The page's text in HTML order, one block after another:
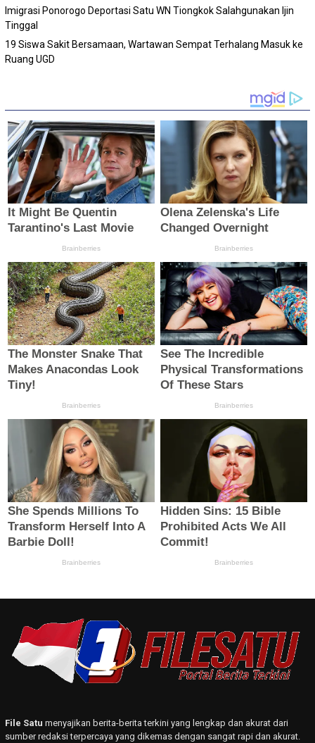
Imigrasi Ponorogo Deportasi Satu WN Tiongkok Salahgunakan Ijin
Tinggal
19 Siswa Sakit Bersamaan, Wartawan Sempat Terhalang Masuk ke
Ruang UGD
File Satu menyajikan berita-berita terkini yang lengkap dan akurat dari
sumber redaksi terpercaya yang dikemas dengan sangat rapi dan akurat.